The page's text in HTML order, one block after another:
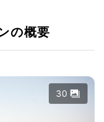
の概要
30